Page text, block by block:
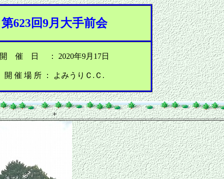
第623回9月大手前会
開 催 日 ： 2020年9月17日
開 催 場 所 ： よみうりＣ.Ｃ.
+